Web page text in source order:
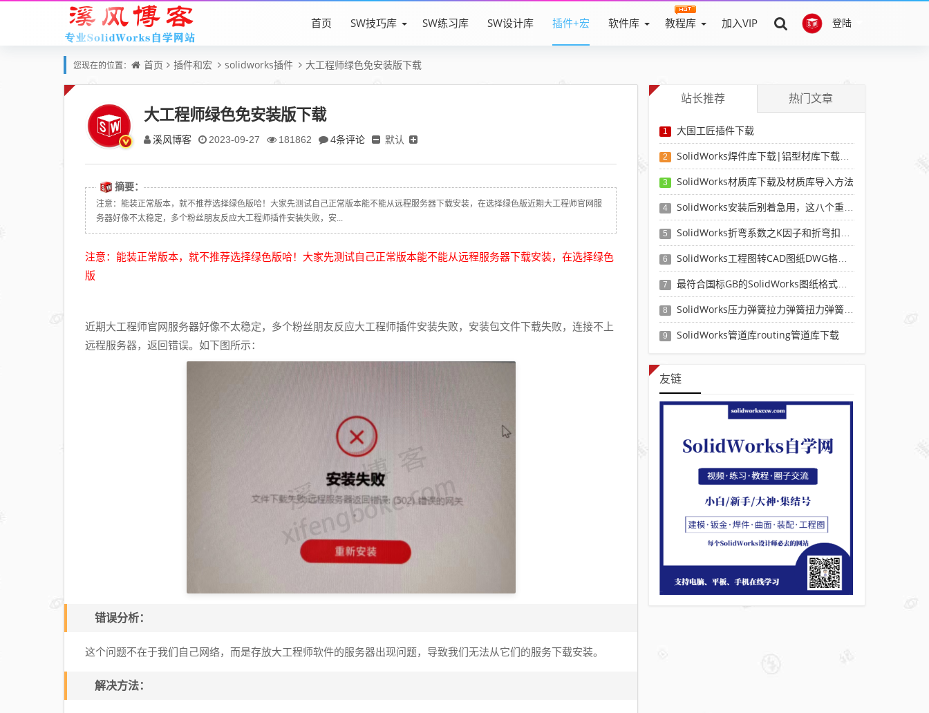
登陆
首页 SW技巧库 SW练习库 SW设计库 插件+宏 软件库 教程库 加入VIP
您现在的位置： 首页 插件和宏 solidworks插件 大工程师绿色免安装版下载
大工程师绿色免安装版下载
溪风博客 2023-09-27 181862 4条评论 默认
摘要：
注意：能装正常版本，就不推荐选择绿色版哈！大家先测试自己正常版本能不能从远程服务器下载安装，在选择绿色版近期大工程师官网服
务器好像不太稳定，多个粉丝朋友反应大工程师插件安装失败，安...
注意：能装正常版本，就不推荐选择绿色版哈！大家先测试自己正常版本能不能从远程服务器下载安装，在选择绿色
版
近期大工程师官网服务器好像不太稳定，多个粉丝朋友反应大工程师插件安装失败，安装包文件下载失败，连接不上
远程服务器，返回错误。如下图所示：
错误分析：
这个问题不在于我们自己网络，而是存放大工程师软件的服务器出现问题，导致我们无法从它们的服务下载安装。
解决方法：
站长推荐 热门文章
1 大国工匠插件下载
2 SolidWorks焊件库下载|铝型材库下载|附sw焊件库添加配置使用教程
3 SolidWorks材质库下载及材质库导入方法
4 SolidWorks安装后别着急用，这八个重要SolidWorks设置可以提高你的画图效率
5 SolidWorks折弯系数之K因子和折弯扣除表-溪风推荐
6 SolidWorks工程图转CAD图纸DWG格式映射文件无乱码可分层-溪风亲测推荐
7 最符合国标GB的SolidWorks图纸格式和图纸模板下载-溪风专用版
8 SolidWorks压力弹簧拉力弹簧扭力弹簧涡卷弹簧自动生成宏程序下载
9 SolidWorks管道库routing管道库下载
友链